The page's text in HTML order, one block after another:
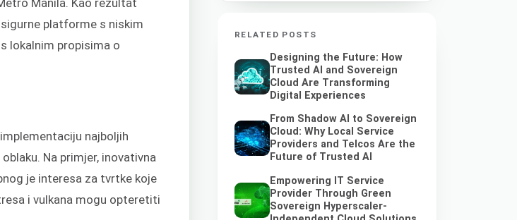
platforme s niskim
lokalnim propisima o
najboljih
Na primjer, inovativna
je interesa za tvrtke koje
i vulkana mogu opteretiti
RELATED POSTS
Designing the Future: How
Trusted AI and Sovereign
Cloud Are Transforming
Digital Experiences
From Shadow AI to Sovereign
Cloud: Why Local Service
Providers and Telcos Are the
Future of Trusted AI
Empowering IT Service
Provider Through Green
Sovereign Hyperscaler-